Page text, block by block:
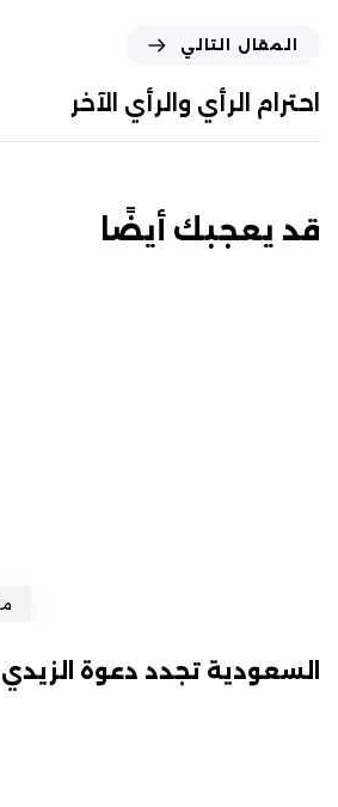
المقال التالي
احترام الرأي والرأي الآخر
قد يعجبك أيضًا
منذ
السعودية تجدد دعوة الزيدي